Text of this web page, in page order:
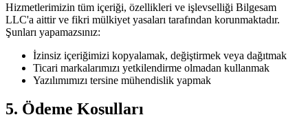
Hizmetlerimizin tüm içeriği, özellikleri ve işlevselliği Bilgesam
LLC'a aittir ve fikri mülkiyet yasaları tarafından korunmaktadır.
Şunları yapamazsınız:
İzinsiz içeriğimizi kopyalamak, değiştirmek veya dağıtmak
Ticari markalarımızı yetkilendirme olmadan kullanmak
Yazılımımızı tersine mühendislik yapmak
5. Ödeme Koşulları